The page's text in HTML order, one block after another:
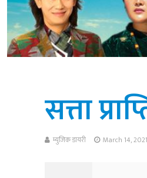
सत्ता
म्युजिक डायरी March 14, 2021